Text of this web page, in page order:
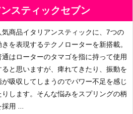
スティックセブン
気商品イタリアンスティックに、7つの
きを表現するテクノローターを新搭載。
通はローターのタマゴを指に持って使用
ると思いますが、痺れてきたり、振動を
が吸収してしまうのでパワー不足を感じ
りします。そんな悩みをスプリングの柄
採用 ...